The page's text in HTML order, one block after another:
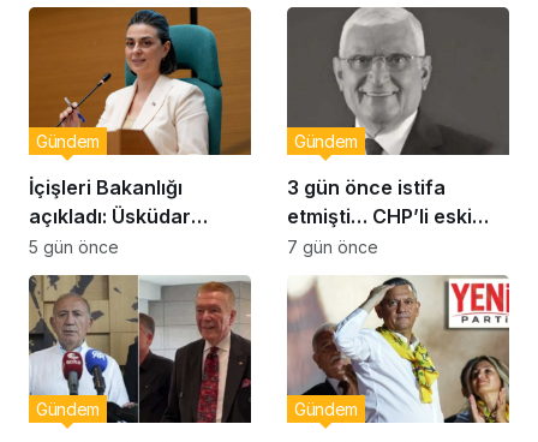
geçiyor!
İçişleri Bakanlığı
açıkladı: Üsküdar
Belediye Başkanı
Sinem Dedetaş
görevden uzaklaştırıldı
Gündem
5 gün önce
3 gün önce istifa
etmişti… CHP’li eski
vekil Orhan Ziya Diren
hayatını kaybetti!
Gündem
7 gün önce
Gündem Gündem